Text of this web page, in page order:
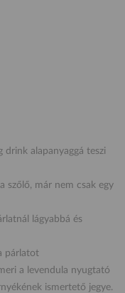
drink alapanyaggá teszi
szőlő, már nem csak egy
lágyabbá és
párlatot
a levendula nyugtató
ismertető jegye.